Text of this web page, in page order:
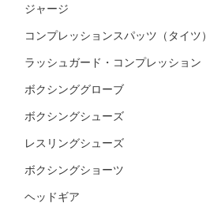
ジャージ
コンプレッションスパッツ（タイツ）
ラッシュガード・コンプレッション
ボクシンググローブ
ボクシングシューズ
レスリングシューズ
ボクシングショーツ
ヘッドギア